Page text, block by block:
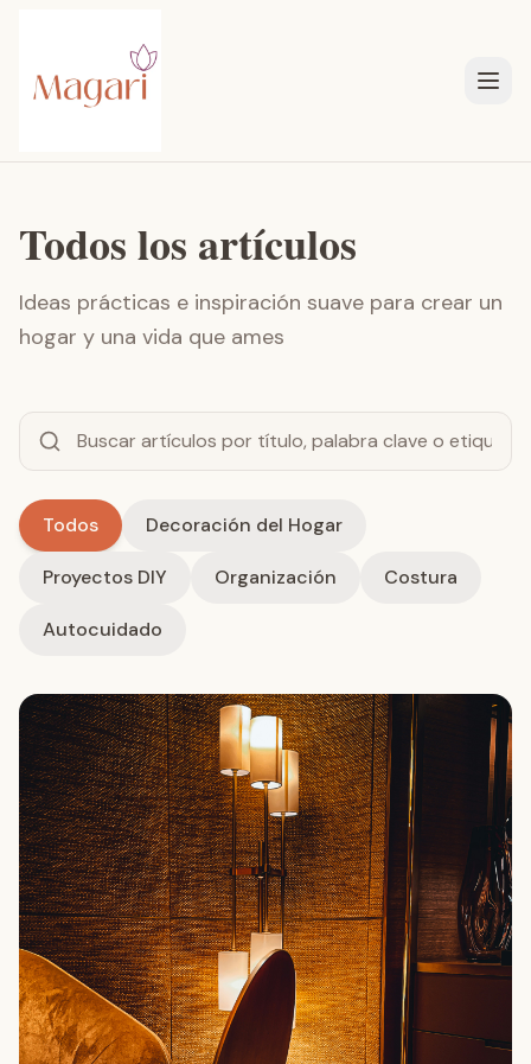
Todos los artículos
Ideas prácticas e inspiración suave para crear un
hogar y una vida que ames
Todos Decoración del Hogar
Proyectos DIY Organización Costura
Autocuidado